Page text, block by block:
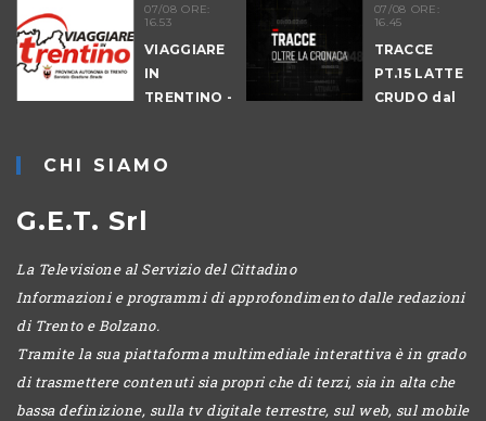
07/08 ORE:
16.53
VIAGGIARE
IN
TRENTINO -
07/08 ORE:
16.45
TRACCE
PT.15 LATTE
CRUDO dal
CHI SIAMO
G.E.T. Srl
La Televisione al Servizio del Cittadino
Informazioni e programmi di approfondimento dalle redazioni
di Trento e Bolzano.
Tramite la sua piattaforma multimediale interattiva è in grado
di trasmettere contenuti sia propri che di terzi, sia in alta che
bassa definizione, sulla tv digitale terrestre, sul web, sul mobile